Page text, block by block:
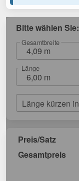
Bitte wählen Sie:
Gesamtbreite
4,09 m
Länge
6,00 m
Länge kürzen in
Preis/Satz
Gesamtpreis